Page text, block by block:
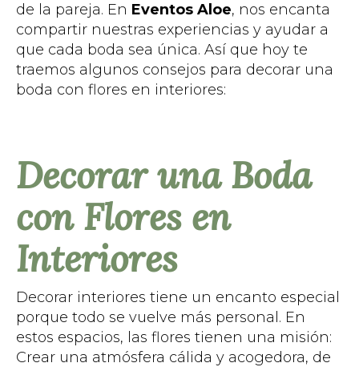
de la pareja. En Eventos Aloe, nos encanta
compartir nuestras experiencias y ayudar a
que cada boda sea única. Así que hoy te
traemos algunos consejos para decorar una
boda con flores en interiores:
Decorar una Boda
con Flores en
Interiores
Decorar interiores tiene un encanto especial
porque todo se vuelve más personal. En
estos espacios, las flores tienen una misión:
Crear una atmósfera cálida y acogedora, de